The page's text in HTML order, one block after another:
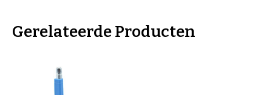
Gerelateerde Producten